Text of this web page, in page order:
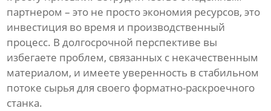
партнером – это не просто экономия ресурсов, это
инвестиция во время и производственный
процесс. В долгосрочной перспективе вы
избегаете проблем, связанных с некачественным
материалом, и имеете уверенность в стабильном
потоке сырья для своего форматно-раскроечного
станка.